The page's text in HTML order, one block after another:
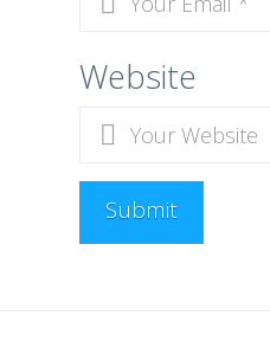
Website